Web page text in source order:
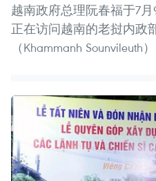
越南政府总理阮春福于7
正在访问越南的老挝内政
（Khammanh Sounvileuth）